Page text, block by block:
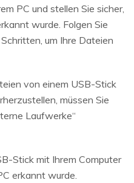
PC und stellen Sie sicher,
wurde. Folgen Sie
um Ihre Dateien
von einem USB-Stick
müssen Sie
Laufwerke“
Stick mit Ihrem Computer
erkannt wurde.